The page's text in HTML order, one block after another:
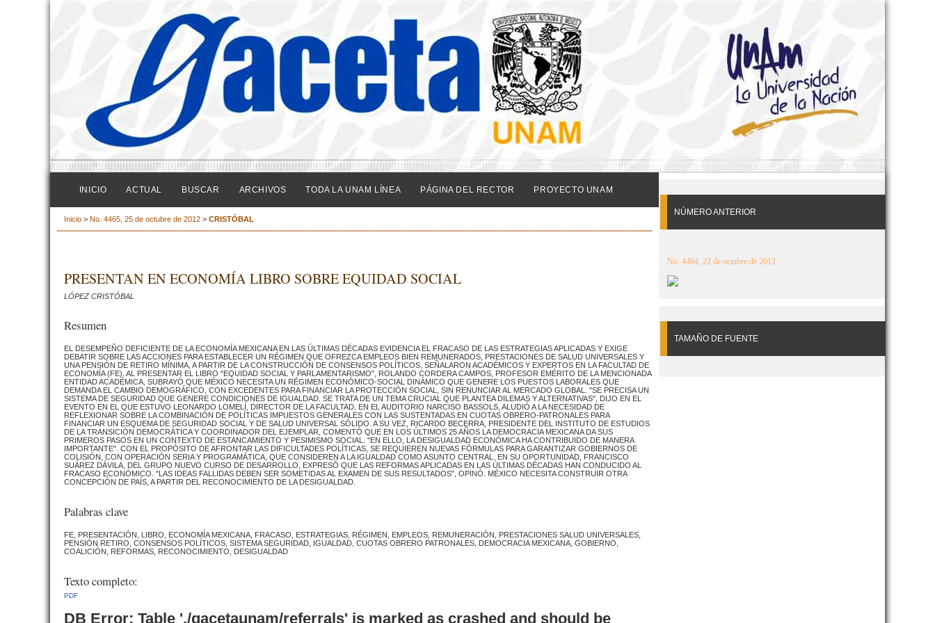
NÚMERO ANTERIOR
No. 4464, 22 de octubre de 2012
TAMAÑO DE FUENTE
INICIO ACTUAL BUSCAR ARCHIVOS TODA LA UNAM LÍNEA PÁGINA DEL RECTOR PROYECTO UNAM
Inicio > No. 4465, 25 de octubre de 2012 > CRISTÓBAL
PRESENTAN EN ECONOMÍA LIBRO SOBRE EQUIDAD SOCIAL
LÓPEZ CRISTÓBAL
Resumen
EL DESEMPEÑO DEFICIENTE DE LA ECONOMÍA MEXICANA EN LAS ÚLTIMAS DÉCADAS EVIDENCIA EL FRACASO DE LAS ESTRATEGIAS APLICADAS Y EXIGE
DEBATIR SOBRE LAS ACCIONES PARA ESTABLECER UN RÉGIMEN QUE OFREZCA EMPLEOS BIEN REMUNERADOS, PRESTACIONES DE SALUD UNIVERSALES Y
UNA PENSIÓN DE RETIRO MÍNIMA, A PARTIR DE LA CONSTRUCCIÓN DE CONSENSOS POLÍTICOS, SEÑALARON ACADÉMICOS Y EXPERTOS EN LA FACULTAD DE
ECONOMÍA (FE). AL PRESENTAR EL LIBRO "EQUIDAD SOCIAL Y PARLAMENTARISMO", ROLANDO CORDERA CAMPOS, PROFESOR EMÉRITO DE LA MENCIONADA
ENTIDAD ACADÉMICA, SUBRAYÓ QUE MÉXICO NECESITA UN RÉGIMEN ECONÓMICO-SOCIAL DINÁMICO QUE GENERE LOS PUESTOS LABORALES QUE
DEMANDA EL CAMBIO DEMOGRÁFICO, CON EXCEDENTES PARA FINANCIAR LA PROTECCIÓN SOCIAL, SIN RENUNCIAR AL MERCADO GLOBAL. "SE PRECISA UN
SISTEMA DE SEGURIDAD QUE GENERE CONDICIONES DE IGUALDAD. SE TRATA DE UN TEMA CRUCIAL QUE PLANTEA DILEMAS Y ALTERNATIVAS", DIJO EN EL
EVENTO EN EL QUE ESTUVO LEONARDO LOMELÍ, DIRECTOR DE LA FACULTAD. EN EL AUDITORIO NARCISO BASSOLS, ALUDIÓ A LA NECESIDAD DE
REFLEXIONAR SOBRE LA COMBINACIÓN DE POLÍTICAS IMPUESTOS GENERALES CON LAS SUSTENTADAS EN CUOTAS OBRERO-PATRONALES PARA
FINANCIAR UN ESQUEMA DE SEGURIDAD SOCIAL Y DE SALUD UNIVERSAL SÓLIDO. A SU VEZ, RICARDO BECERRA, PRESIDENTE DEL INSTITUTO DE ESTUDIOS
DE LA TRANSICIÓN DEMOCRÁTICA Y COORDINADOR DEL EJEMPLAR, COMENTÓ QUE EN LOS ÚLTIMOS 25 AÑOS LA DEMOCRACIA MEXICANA DA SUS
PRIMEROS PASOS EN UN CONTEXTO DE ESTANCAMIENTO Y PESIMISMO SOCIAL. "EN ELLO, LA DESIGUALDAD ECONÓMICA HA CONTRIBUIDO DE MANERA
IMPORTANTE". CON EL PROPÓSITO DE AFRONTAR LAS DIFICULTADES POLÍTICAS, SE REQUIEREN NUEVAS FÓRMULAS PARA GARANTIZAR GOBIERNOS DE
COLISIÓN, CON OPERACIÓN SERIA Y PROGRAMÁTICA, QUE CONSIDEREN A LA IGUALDAD COMO ASUNTO CENTRAL. EN SU OPORTUNIDAD, FRANCISCO
SUÁREZ DÁVILA, DEL GRUPO NUEVO CURSO DE DESARROLLO, EXPRESÓ QUE LAS REFORMAS APLICADAS EN LAS ÚLTIMAS DÉCADAS HAN CONDUCIDO AL
FRACASO ECONÓMICO. "LAS IDEAS FALLIDAS DEBEN SER SOMETIDAS AL EXAMEN DE SUS RESULTADOS", OPINÓ. MÉXICO NECESITA CONSTRUIR OTRA
CONCEPCIÓN DE PAÍS, A PARTIR DEL RECONOCIMIENTO DE LA DESIGUALDAD.
Palabras clave
FE, PRESENTACIÓN, LIBRO, ECONOMÍA MEXICANA, FRACASO, ESTRATEGIAS, RÉGIMEN, EMPLEOS, REMUNERACIÓN, PRESTACIONES SALUD UNIVERSALES,
PENSIÓN RETIRO, CONSENSOS POLÍTICOS, SISTEMA SEGURIDAD, IGUALDAD, CUOTAS OBRERO PATRONALES, DEMOCRACIA MEXICANA, GOBIERNO,
COALICIÓN, REFORMAS, RECONOCIMIENTO, DESIGUALDAD
Texto completo:
PDF
DB Error: Table './gacetaunam/referrals' is marked as crashed and should be